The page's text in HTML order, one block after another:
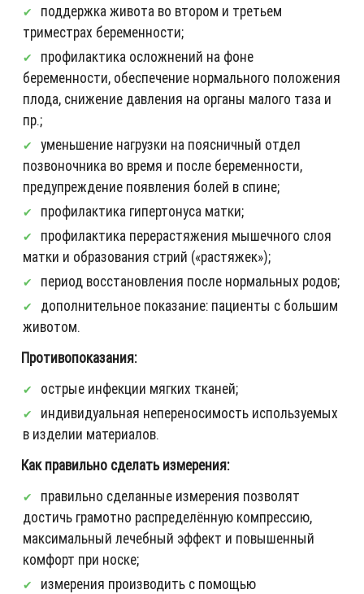
поддержка живота во втором и третьем
триместрах беременности;
профилактика осложнений на фоне
беременности, обеспечение нормального положения
плода, снижение давления на органы малого таза и
пр.;
уменьшение нагрузки на поясничный отдел
позвоночника во время и после беременности,
предупреждение появления болей в спине;
профилактика гипертонуса матки;
профилактика перерастяжения мышечного слоя
матки и образования стрий («растяжек»);
период восстановления после нормальных родов;
дополнительное показание: пациенты с большим
животом.
Противопоказания:
острые инфекции мягких тканей;
индивидуальная непереносимость используемых
в изделии материалов.
Как правильно сделать измерения:
правильно сделанные измерения позволят
достичь грамотно распределённую компрессию,
максимальный лечебный эффект и повышенный
комфорт при носке;
измерения производить с помощью